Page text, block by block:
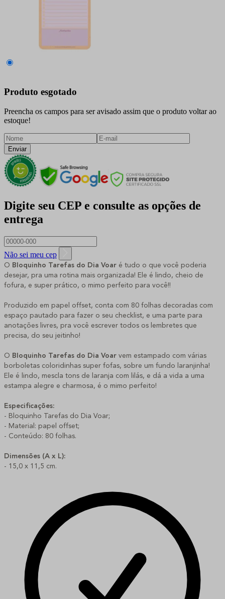
Produto esgotado
Preencha os campos para ser avisado assim que o produto voltar ao
estoque!
Enviar
Digite seu CEP e consulte as opções de
entrega
Não sei meu cep
O Bloquinho Tarefas do Dia Voar é tudo o que você poderia
desejar, pra uma rotina mais organizada! Ele é lindo, cheio de
fofura, e super prático, o mimo perfeito para você!!
Produzido em papel offset, conta com 80 folhas decoradas com
espaço pautado para fazer o seu checklist, e uma parte para
anotações livres, pra você escrever todos os lembretes que
precisa, do seu jeitinho!
O Bloquinho Tarefas do Dia Voar vem estampado com várias
borboletas coloridinhas super fofas, sobre um fundo laranjinha!
Ele é lindo, mescla tons de laranja com lilás, e dá a vida a uma
estampa alegre e charmosa, é o mimo perfeito!
Especificações:
- Bloquinho Tarefas do Dia Voar;
- Material: papel offset;
- Conteúdo: 80 folhas.
Dimensões (A x L):
- 15,0 x 11,5 cm.